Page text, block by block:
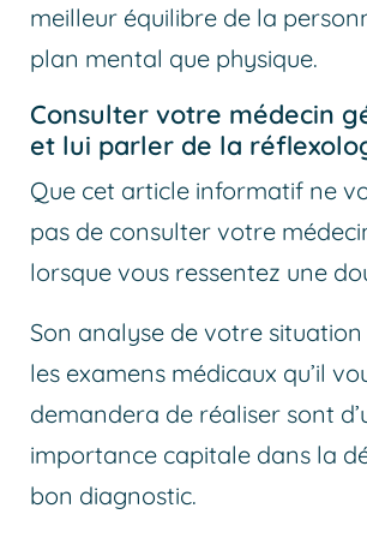
meilleur équilibre de la
plan mental que physique.
Consulter votre médecin
et lui parler de la
Que cet article informatif ne
pas de consulter votre
lorsque vous ressentez une
Son analyse de votre
les examens médicaux qu’il
demandera de réaliser sont
importance capitale dans la
bon diagnostic.